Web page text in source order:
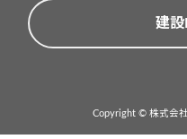
建設
Copyright © 株式会